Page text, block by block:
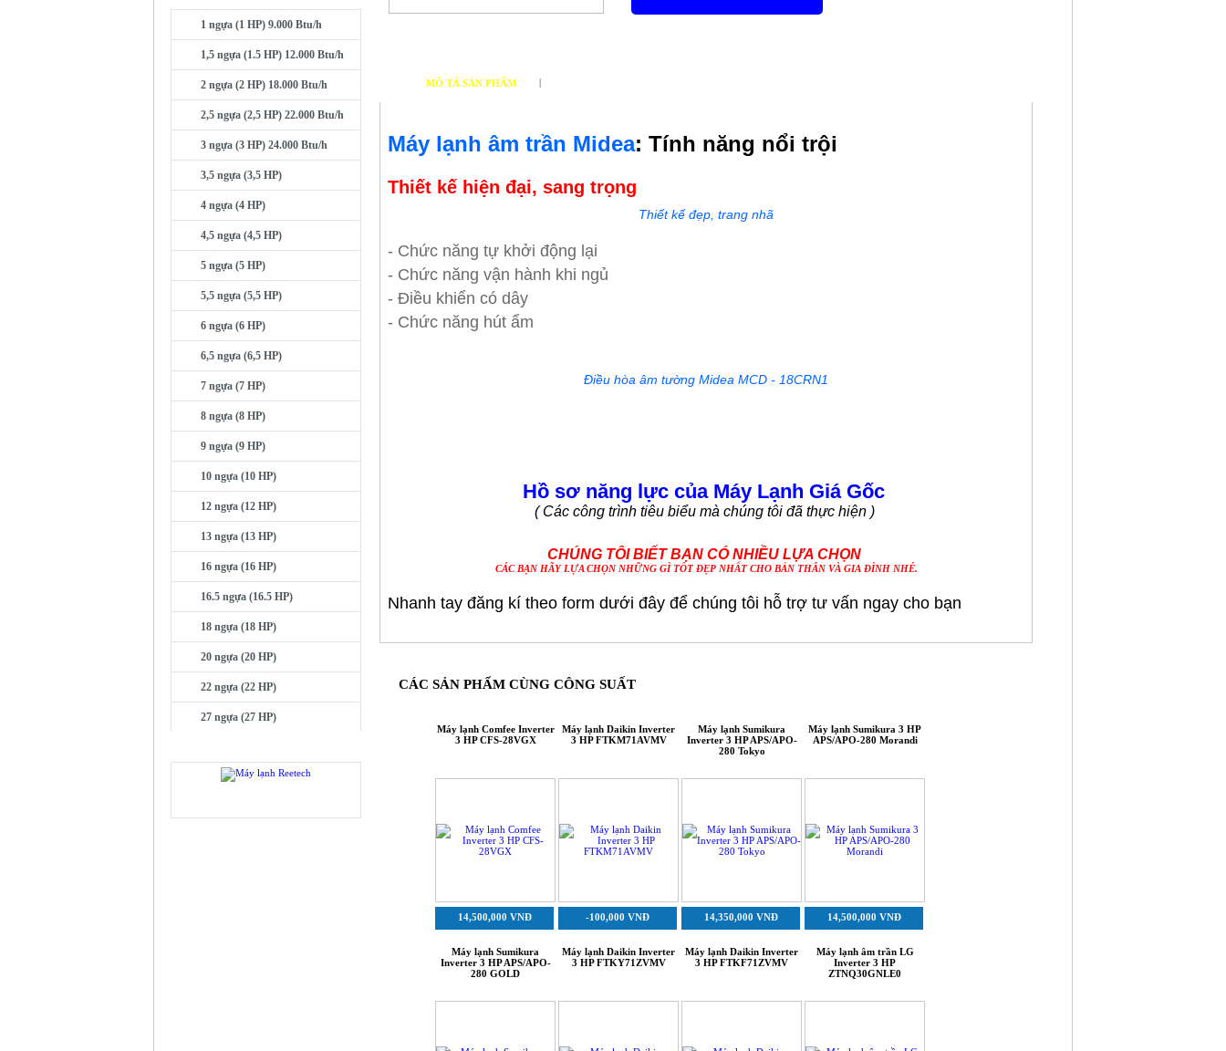
1 ngựa (1 HP) 9.000 Btu/h
1,5 ngựa (1.5 HP) 12.000 Btu/h
2 ngựa (2 HP) 18.000 Btu/h
2,5 ngựa (2,5 HP) 22.000 Btu/h
3 ngựa (3 HP) 24.000 Btu/h
3,5 ngựa (3,5 HP)
4 ngựa (4 HP)
4,5 ngựa (4,5 HP)
5 ngựa (5 HP)
5,5 ngựa (5,5 HP)
6 ngựa (6 HP)
6,5 ngựa (6,5 HP)
7 ngựa (7 HP)
8 ngựa (8 HP)
9 ngựa (9 HP)
10 ngựa (10 HP)
12 ngựa (12 HP)
13 ngựa (13 HP)
16 ngựa (16 HP)
16.5 ngựa (16.5 HP)
18 ngựa (18 HP)
20 ngựa (20 HP)
22 ngựa (22 HP)
27 ngựa (27 HP)
MÔ TẢ SẢN PHẨM |
Máy lạnh âm trần Midea: Tính năng nổi trội
Thiết kế hiện đại, sang trọng
Thiết kế đẹp, trang nhã
- Chức năng tự khởi động lại​
- Chức năng vận hành khi ngủ
- Điều khiển có dây
- Chức năng hút ẩm
Điều hòa âm tường Midea MCD - 18CRN1
Hồ sơ năng lực của Máy Lạnh Giá Gốc
( Các công trình tiêu biểu mà chúng tôi đã thực hiện )
CHÚNG TÔI BIẾT BẠN CÓ NHIỀU LỰA CHỌN
CÁC BẠN HÃY LỰA CHỌN NHỮNG GÌ TỐT ĐẸP NHẤT CHO BẢN THÂN VÀ GIA ĐÌNH NHÉ.
Nhanh tay đăng kí theo form dưới đây để chúng tôi hỗ trợ tư vấn ngay cho bạn
CÁC SẢN PHẨM CÙNG CÔNG SUẤT
Máy lạnh Comfee Inverter
3 HP CFS-28VGX
14,500,000 VNĐ
Máy lạnh Daikin Inverter
3 HP FTKM71AVMV
-100,000 VNĐ
Máy lạnh Sumikura
Inverter 3 HP APS/APO-
280 Tokyo
14,350,000 VNĐ
Máy lạnh Sumikura 3 HP
APS/APO-280 Morandi
14,500,000 VNĐ
Máy lạnh Sumikura
Inverter 3 HP APS/APO-
280 GOLD
Máy lạnh Daikin Inverter
3 HP FTKY71ZVMV
Máy lạnh Daikin Inverter
3 HP FTKF71ZVMV
Máy lạnh âm trần LG
Inverter 3 HP
ZTNQ30GNLE0